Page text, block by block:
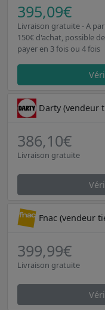
395,09€
Livraison gratuite - A
150€ d'achat, possible de
payer en 3 fois ou 4 fois
Darty (vendeur
386,10€
Livraison gratuite
Fnac (vendeur
399,99€
Livraison gratuite